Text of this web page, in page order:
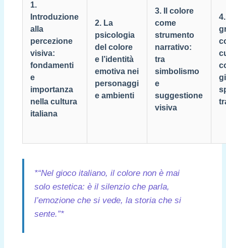
1.
Introduzione
alla
percezione
visiva:
fondamenti
e
importanza
nella cultura
italiana
2. La
psicologia
del colore
e l’identità
emotiva nei
personaggi
e ambienti
3. Il colore
come
strumento
narrativo:
tra
simbolismo
e
suggestione
visiva
*“Nel gioco italiano, il colore non è mai
solo estetica: è il silenzio che parla,
l’emozione che si vede, la storia che si
sente.”*